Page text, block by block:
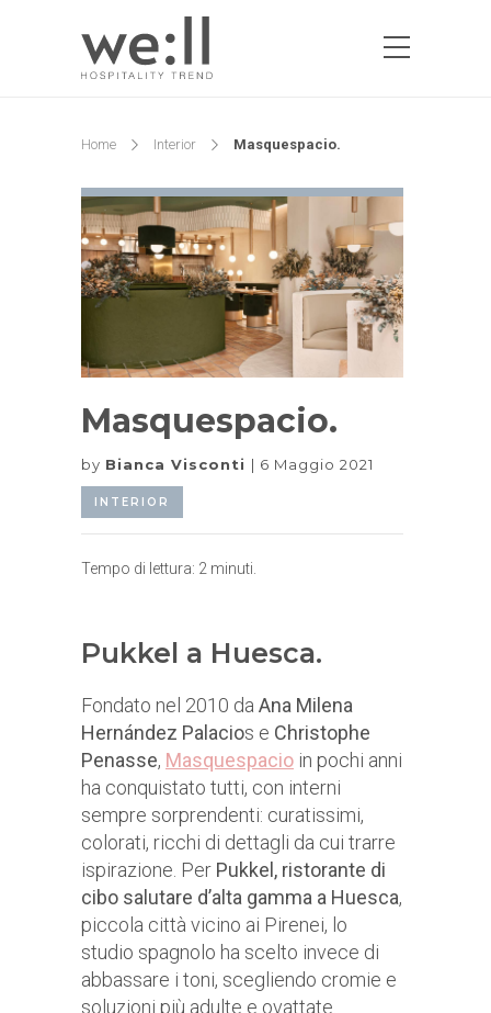
Home Interior Masquespacio.
Masquespacio.
by Bianca Visconti 6 Maggio 2021
INTERIOR
Tempo di lettura: 2 minuti.
Pukkel a Huesca.
Fondato nel 2010 da Ana Milena
Hernández Palacios e Christophe
Penasse, Masquespacio in pochi anni
ha conquistato tutti, con interni
sempre sorprendenti: curatissimi,
colorati, ricchi di dettagli da cui trarre
ispirazione. Per Pukkel, ristorante di
cibo salutare d’alta gamma a Huesca,
piccola città vicino ai Pirenei, lo
studio spagnolo ha scelto invece di
abbassare i toni, scegliendo cromie e
soluzioni più adulte e ovattate.